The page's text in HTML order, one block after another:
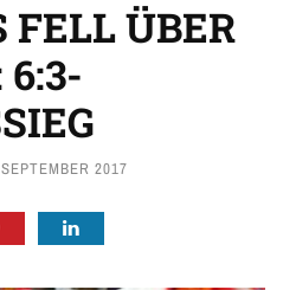
FELL ÜBER
6:3-
2017